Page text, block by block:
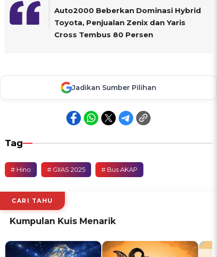
Auto2000 Beberkan Dominasi Hybrid
Toyota, Penjualan Zenix dan Yaris
Cross Tembus 80 Persen
Jadikan Sumber Pilihan
Tag
# Hino # GIIAS 2025 # Bus AKAP
CARI TAHU
Kumpulan Kuis Menarik